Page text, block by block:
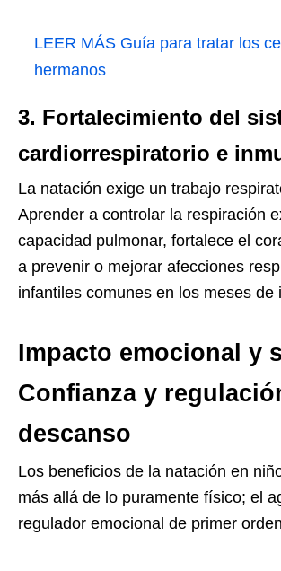
LEER MÁS Guía para tratar los
hermanos
3. Fortalecimiento del
cardiorrespiratorio e
La natación exige un trabajo
Aprender a controlar la respiración
capacidad pulmonar, fortalece el
a prevenir o mejorar afecciones
infantiles comunes en los meses de
Impacto emocional y
Confianza y
descanso
Los beneficios de la natación en
más allá de lo puramente físico; el
regulador emocional de primer